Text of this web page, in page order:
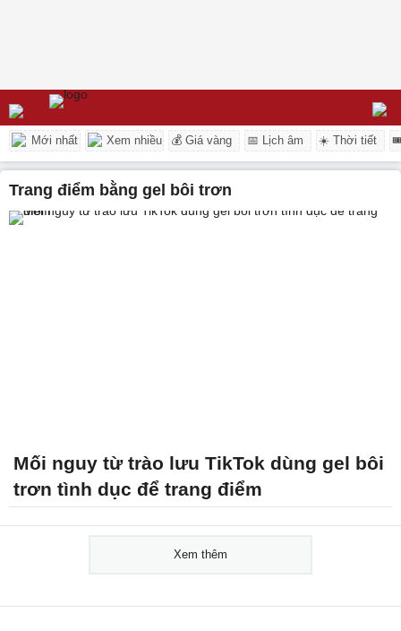
Mới nhất Xem nhiều 💰 Giá vàng 📅 Lịch âm ☀️ Thời tiết
trang điểm bằng gel bôi trơn
Mối nguy từ trào lưu TikTok dùng gel bôi
trơn tình dục để trang điểm
Xem thêm